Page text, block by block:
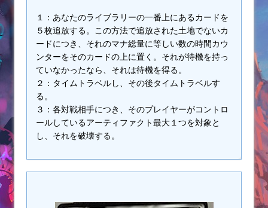
１：あなたのライブラリーの一番上にあるカードを
５枚追放する。この方法で追放された土地でないカ
ードにつき、それのマナ総量に等しい数の時間カウ
ンターをそのカードの上に置く。それが待機を持っ
ていなかったなら、それは待機を得る。
２：タイムトラベルし、その後タイムトラベルす
る。
３：各対戦相手につき、そのプレイヤーがコントロ
ールしているアーティファクト最大１つを対象と
し、それを破壊する。